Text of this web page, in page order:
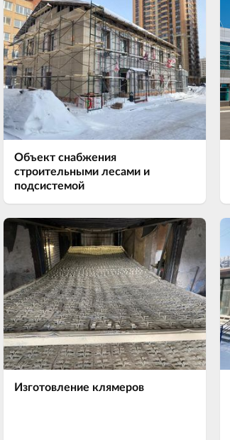
Объект снабжения
строительными лесами и
подсистемой
Изготовление клямеров